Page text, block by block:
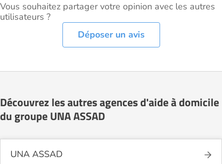
Vous souhaitez partager votre opinion avec les autres
utilisateurs ?
Déposer un avis
Découvrez les autres agences d'aide à domicile
du groupe UNA ASSAD
UNA ASSAD